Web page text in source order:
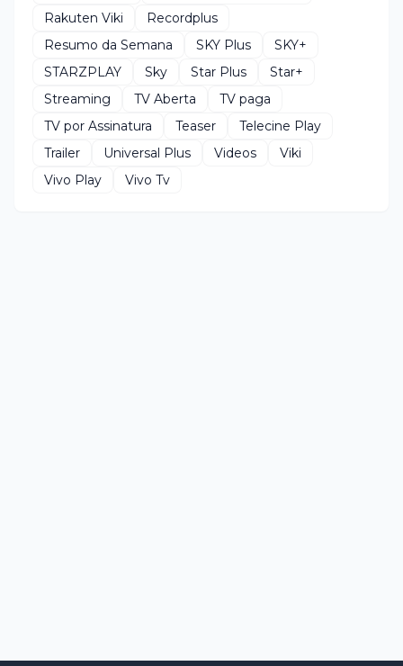
Rakuten Viki
Recordplus
Resumo da Semana
SKY Plus
SKY+
STARZPLAY
Sky Star Plus
Star+
Streaming
TV Aberta
TV paga
TV por Assinatura
Teaser
Telecine Play
Trailer
Universal Plus Videos
Viki
Vivo Play
Vivo Tv